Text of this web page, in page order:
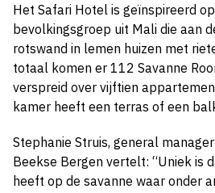
Het Safari Hotel is geïnspireerd
bevolkingsgroep uit Mali die aan
rotswand in lemen huizen met
totaal komen er 112 Savanne
verspreid over vijftien
kamer heeft een terras of een
Stephanie Struis, general
Beekse Bergen vertelt: “Uniek is
heeft op de savanne waar onder